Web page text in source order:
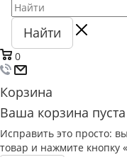
Найти
0
Корзина
Ваша корзина пуста
Исправить это просто:
товар и нажмите кнопку